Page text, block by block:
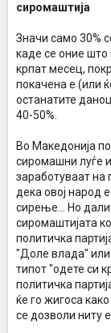
сиромаштија
Значи само 30%
каде се оние што
крпат месец,
покачена е (или
останатите
40-50%.
Во Македонија
сиромашни луѓе
заработуваат на
дека овој народ
сирење... Но дали
сиромаштијата
политичка
"Доле влада" или
типот "одете си
политичка
ќе го жигоса
се дозволи ниту